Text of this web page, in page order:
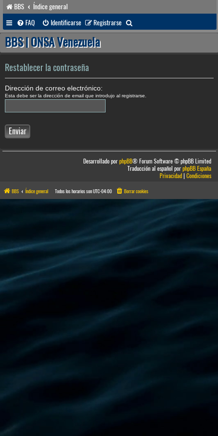
BBS
Índice general
FAQ
Identificarse Registrarse
u
a
BBS | ONSA Venezuela
Restablecer la contraseña
Dirección de correo electrónico:
Esta debe ser la dirección de email que introdujo al registrarse.
Desarrollado porphpBB® Forum Software © phpBB Limited
Traducción al español porphpBB España
Privacidad|Condiciones
BBS Índice general Todos los horarios sonUTC-04:00 Borrar cookies